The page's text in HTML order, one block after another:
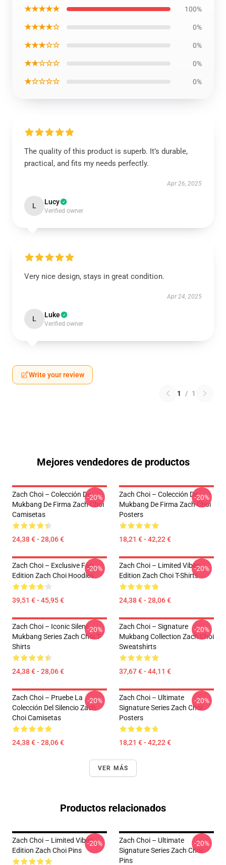
★★★★★ 100%
★★★★☆ 0%
★★★☆☆ 0%
★★☆☆☆ 0%
★☆☆☆☆ 0%
The quality of this product is superb. It’s durable,
practical, and fits my needs perfectly.
Apr 26, 2025
L Lucy
Verified owner
Very nice design, stays in great condition.
Apr 24, 2025
L Luke
Verified owner
Write your review
1 / 1
Mejores vendedores de productos
Zach Choi – Colección De
Mukbang De Firma Zach Choi
Camisetas
24,38 € - 28,06 €
-20%
Zach Choi – Colección De
Mukbang De Firma Zach Choi
Posters
18,21 € - 42,22 €
-20%
Zach Choi – Exclusive Fan
Edition Zach Choi Hoodies
39,51 € - 45,95 €
-20%
Zach Choi – Limited Vibes
Edition Zach Choi T-Shirts
24,38 € - 28,06 €
-20%
Zach Choi – Iconic Silent
Mukbang Series Zach Choi T-
Shirts
24,38 € - 28,06 €
-20%
Zach Choi – Signature
Mukbang Collection Zach Choi
Sweatshirts
37,67 € - 44,11 €
-20%
Zach Choi – Pruebe La
Colección Del Silencio Zach
Choi Camisetas
24,38 € - 28,06 €
-20%
Zach Choi – Ultimate
Signature Series Zach Choi
Posters
18,21 € - 42,22 €
-20%
VER MÁS
Productos relacionados
Zach Choi – Limited Vibes
Edition Zach Choi Pins
-20%
Zach Choi – Ultimate
Signature Series Zach Choi
Pins
-20%